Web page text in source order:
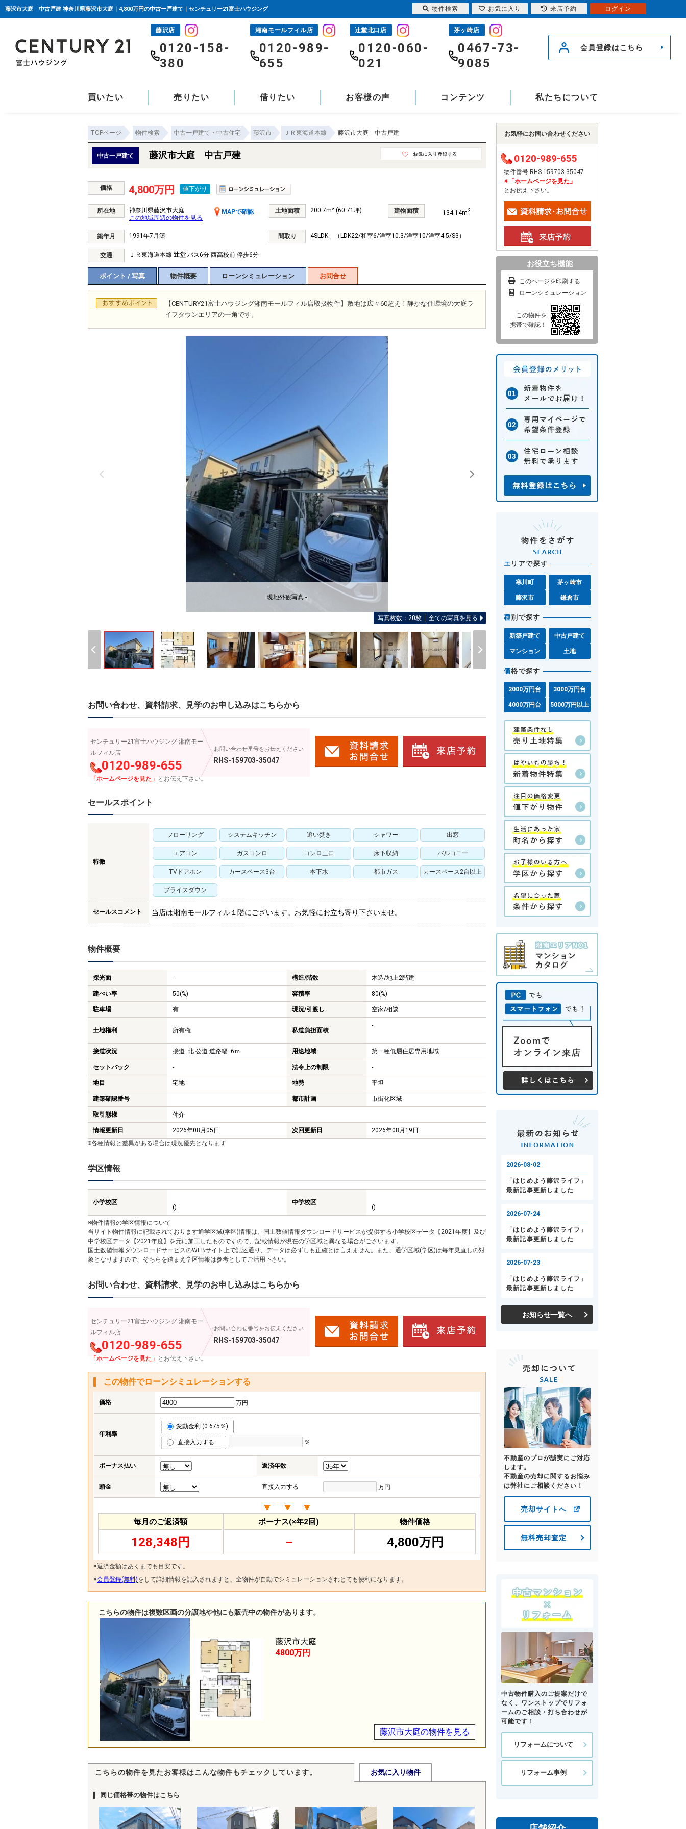
藤沢市大庭 中古戸建 神奈川県藤沢市大庭｜4,800万円の中古一戸建て｜センチュリー21富士ハウジング
藤沢店
0120-158-
380
湘南モールフィル店
0120-989-
655
辻堂北口店
0120-060-
021
茅ヶ崎店
0467-73-
9085
会員登録はこちら
買いたい 売りたい 借りたい お客様の声 コンテンツ 私たちについて
TOPページ 物件検索 中古一戸建て・中古住宅 藤沢市 ＪＲ東海道本線 藤沢市大庭 中古戸建
中古一戸建て 藤沢市大庭 中古戸建
価格 4,800万円 値下がり
所在地 神奈川県藤沢市大庭
MAPで確認
この地域周辺の物件を見る
土地面積 200.7m² (60.71坪) 建物面積 134.14m2
築年月 1991年7月築 間取り 4SLDK （LDK22/和室6/洋室10.3/洋室10/洋室4.5/S3）
交通 ＪＲ東海道本線 辻堂 バス6分 西高校前 停歩6分
ポイント / 写真 物件概要 ローンシミュレーション お問合せ
【CENTURY21富士ハウジング湘南モールフィル店取扱物件】敷地は広々60超え！静かな住環境の大庭ラ
イフタウンエリアの一角です。
現地外観写真 -
写真枚数：20枚 全ての写真を見る
お問い合わせ、資料請求、見学のお申し込みはこちらから
センチュリー21富士ハウジング 湘南モー
ルフィル店
0120-989-655
「ホームページを見た」 とお伝え下さい。
お問い合わせ番号をお伝えください
RHS-159703-35047
セールスポイント
特徴
フローリング システムキッチン 追い焚き シャワー 出窓
エアコン ガスコンロ コンロ三口 床下収納 バルコニー
TVドアホン カースペース3台 本下水 都市ガス カースペース2台以上
プライスダウン
セールスコメント 当店は湘南モールフィル１階にございます。お気軽にお立ち寄り下さいませ。
物件概要
採光面 - 構造/階数 木造/地上2階建
建ぺい率 50(%) 容積率 80(%)
駐車場 有 現況/引渡し 空家/相談
土地権利 所有権 私道負担面積
-
接道状況 接道: 北 公道 道路幅: 6ｍ 用途地域 第一種低層住居専用地域
セットバック - 法令上の制限 -
地目 宅地 地勢 平坦
建築確認番号 都市計画 市街化区域
取引態様 仲介
情報更新日 2026年08月05日 次回更新日
2026年08月19日
※各種情報と差異がある場合は現況優先となります
学区情報
小学校区
()
中学校区
()
※物件情報の学区情報について
当サイト物件情報に記載されております通学区域(学区)情報は、国土数値情報ダウンロードサービスが提供する小学校区データ【2021年度】及び
中学校区データ【2021年度】を元に加工したものですので、記載情報が現在の学区域と異なる場合がございます。
国土数値情報ダウンロードサービスのWEBサイト上で記述通り、データは必ずしも正確とは言えません。また、通学区域(学区)は毎年見直しの対
象となりますので、そちらを踏まえ学区情報は参考としてご活用下さい。
お問い合わせ、資料請求、見学のお申し込みはこちらから
センチュリー21富士ハウジング 湘南モー
ルフィル店
0120-989-655
「ホームページを見た」 とお伝え下さい。
お問い合わせ番号をお伝えください
RHS-159703-35047
この物件でローンシミュレーションする
価格 万円
年利率
変動金利 (0.675％)
直接入力する ％
ボーナス払い 返済年数
頭金 直接入力する 万円
毎月のご返済額
128,348円
ボーナス(×年2回)
－
物件価格
4,800万円
※返済金額はあくまでも目安です。
※会員登録(無料)をして詳細情報を記入されますと、全物件が自動でシミュレーションされとても便利になります。
こちらの物件は複数区画の分譲地や他にも販売中の物件があります。
藤沢市大庭の物件を見る
藤沢市大庭
4800万円
こちらの物件を見たお客様はこんな物件もチェックしています。 お気に入り物件
同じ価格帯の物件はこちら
お気軽にお問い合わせください
0120-989-655
物件番号 RHS-159703-35047
※「ホームページを見た」
とお伝え下さい。
お役立ち機能
このページを印刷する
ローンシミュレーション
この物件を
携帯で確認！
エ リアで探す
寒川町 茅ヶ崎市
藤沢市 鎌倉市
種別で探す
新築戸建て 中古戸建て
マンション 土地
価格で探す
2000万円台 3000万円台
4000万円台 5000万円以上
お知らせ一覧へ
不動産のプロが誠実にご対応
します。
不動産の売却に関するお悩み
は弊社にご相談ください！
売却サイトへ
無料売却査定
中古物件購入のご提案だけで
なく、ワンストップでリフォ
ームのご相談・打ち合わせが
可能です！
リフォームについて
リフォーム事例
物件検索 お気に入り 来店予約 ログイン